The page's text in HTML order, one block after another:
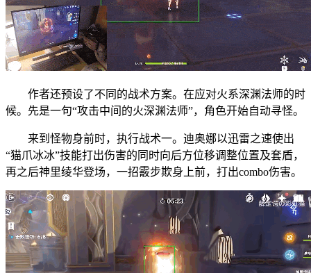
作者还预设了不同的战术方案。在应对火系深渊法师的时
候。先是一句“攻击中间的火深渊法师”，角色开始自动寻怪。
来到怪物身前时，执行战术一。迪奥娜以迅雷之速使出
“猫爪冰冰”技能打出伤害的同时向后方位移调整位置及套盾，
再之后神里绫华登场，一招霰步欺身上前，打出combo伤害。